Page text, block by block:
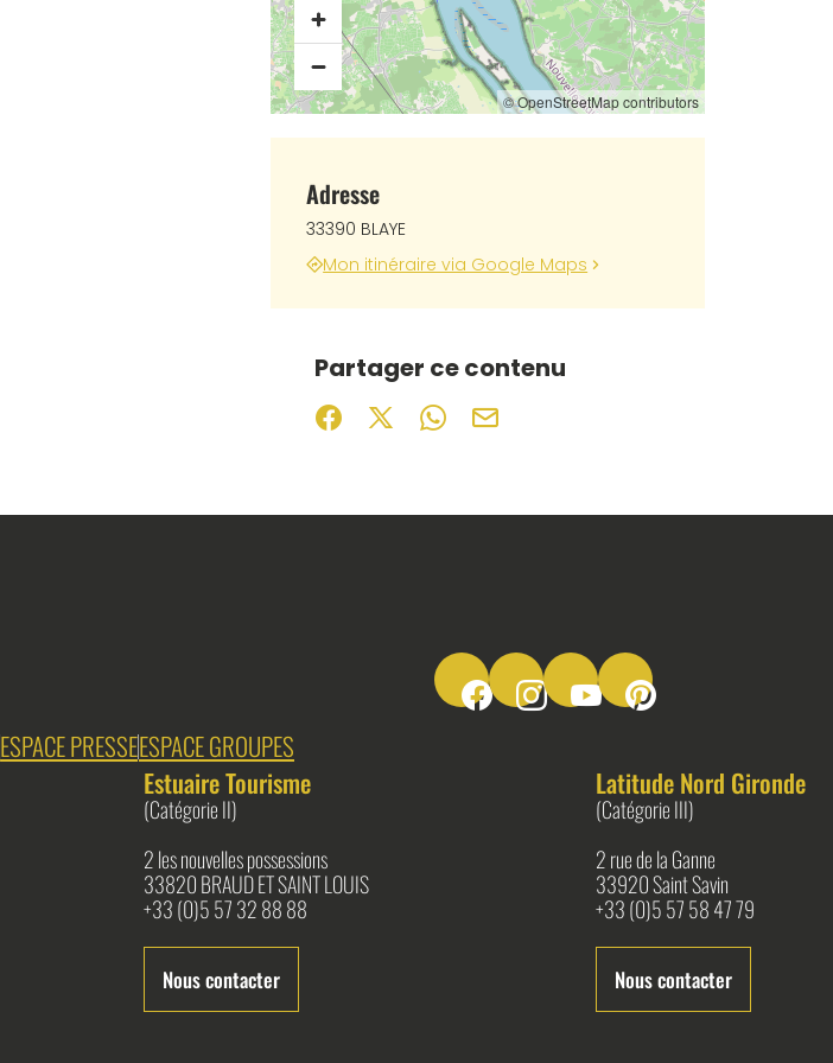
© OpenStreetMap contributors
Adresse
33390 BLAYE
Mon itinéraire via Google Maps
Partager ce contenu
Partager sur Facebook (nouvelle fenêtre)
Partager sur X / Twitter (nouvelle fenêtre)
Partager sur WhatsApp
Partager par mail
Suivez-nous sur Facebook
Suivez-nous sur Instagram
Suivez-nous sur Youtube
Suivez-nous sur
ESPACE PRESSEESPACE GROUPES
Estuaire Tourisme
(Catégorie II)
2 les nouvelles possessions
33820 BRAUD ET SAINT LOUIS
+33 (0)5 57 32 88 88
Nous contacter
Latitude Nord Gironde
(Catégorie III)
2 rue de la Ganne
33920 Saint Savin
+33 (0)5 57 58 47 79
Nous contacter